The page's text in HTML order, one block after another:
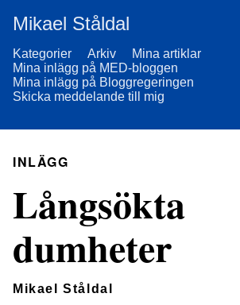
Mikael Ståldal
Kategorier Arkiv
Mina artiklar
Mina inlägg på MED-bloggen
Mina inlägg på Bloggregeringen
Skicka meddelande till mig
INLÄGG
Långsökta
dumheter
Mikael Ståldal